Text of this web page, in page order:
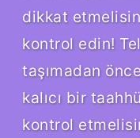
dikkat
kontrol edin!
taşımadan
kalıcı bir
kontrol